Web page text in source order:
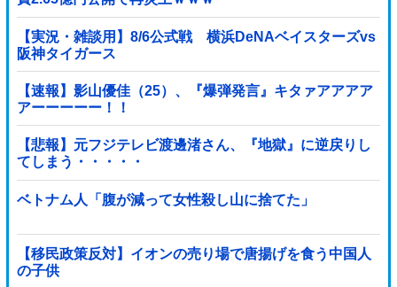
【実況・雑談用】8/6公式戦 横浜DeNAベイスターズvs
阪神タイガース
【速報】影山優佳（25）、『爆弾発言』キタァアアアア
アーーーーー！！
【悲報】元フジテレビ渡邊渚さん、『地獄』に逆戻りし
てしまう・・・・・
ベトナム人「腹が減って女性殺し山に捨てた」
【移民政策反対】イオンの売り場で唐揚げを食う中国人
の子供